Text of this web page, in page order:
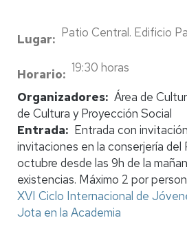
Lugar Patio Central. Edificio
Horario
19:30 horas
Organizadores Área de
de Cultura y Proyección Social
Entrada
Entrada con
invitaciones en la conserjería del
octubre desde las 9h de la
existencias. Máximo 2 por
XVI Ciclo Internacional de
Jota en la Academia